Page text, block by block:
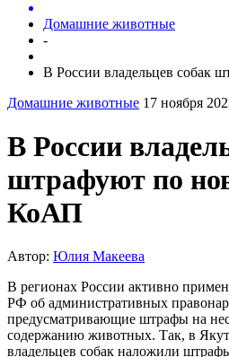
Домашние животные
-
В России владельцев собак
Домашние животные 17 ноября
В России
штрафуют по
КоАП
Автор: Юлия Макеева
В регионах России активно
РФ об административных
предусматривающие штрафы на
содержанию животных. Так, в
владельцев собак наложили